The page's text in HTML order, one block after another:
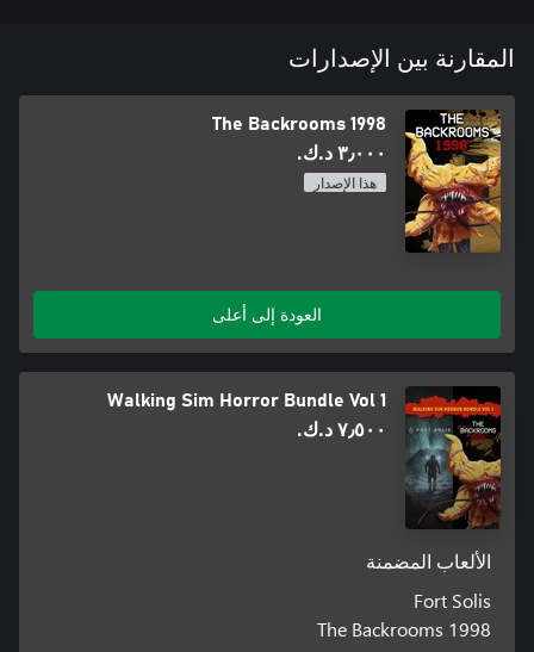
المقارنة بين الإصدارات
The Backrooms 1998
٣٫٠٠٠ د.ك.‏
هذا الإصدار
العودة إلى أعلى
Walking Sim Horror Bundle Vol 1
٧٫٥٠٠ د.ك.‏
الألعاب المضمنة
Fort Solis
The Backrooms 1998